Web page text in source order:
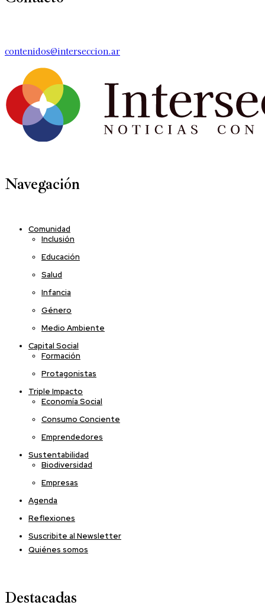
contenidos@interseccion.ar
Navegación
Comunidad
Inclusión
Educación
Salud
Infancia
Género
Medio Ambiente
Capital Social
Formación
Protagonistas
Triple Impacto
Economía Social
Consumo Conciente
Emprendedores
Sustentabilidad
Biodiversidad
Empresas
Agenda
Reflexiones
Suscribite al Newsletter
Quiénes somos
Destacadas